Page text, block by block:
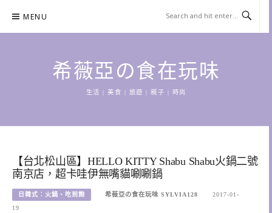
content
MENU
希薇亞の食在玩味
生活 | 美食 | 旅遊 | 親子 | 時尚
【台北松山區】HELLO KITTY Shabu Shabu火鍋二號
南京店，超卡哇伊無嘴貓唰唰鍋
日韓式：火鍋、吃到飽 希薇亞の食在玩味 SYLVIA128
2017-01-
19